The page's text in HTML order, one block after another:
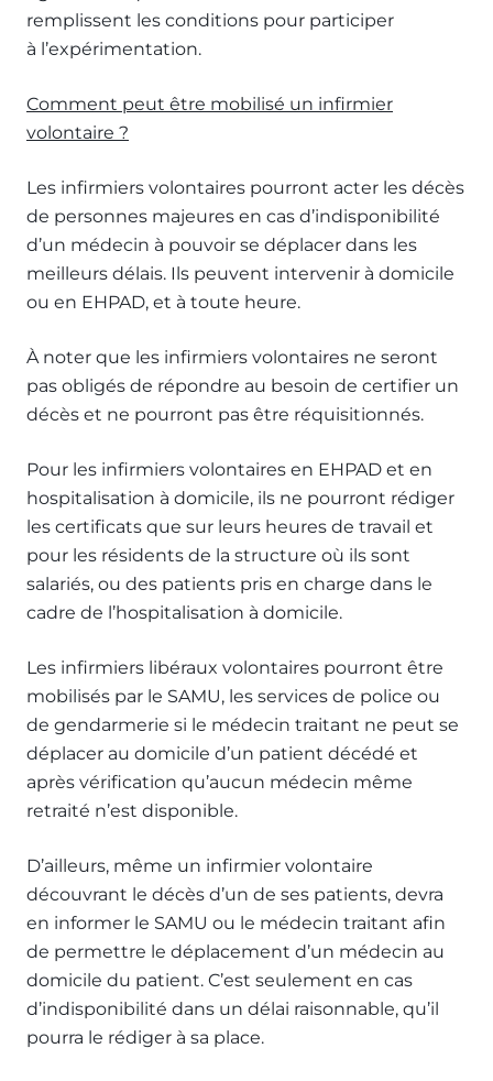
remplissent les conditions pour participer
à l’expérimentation.
Comment peut être mobilisé un infirmier
volontaire ?
Les infirmiers volontaires pourront acter les décès
de personnes majeures en cas d’indisponibilité
d’un médecin à pouvoir se déplacer dans les
meilleurs délais. Ils peuvent intervenir à domicile
ou en EHPAD, et à toute heure.
À noter que les infirmiers volontaires ne seront
pas obligés de répondre au besoin de certifier un
décès et ne pourront pas être réquisitionnés.
Pour les infirmiers volontaires en EHPAD et en
hospitalisation à domicile, ils ne pourront rédiger
les certificats que sur leurs heures de travail et
pour les résidents de la structure où ils sont
salariés, ou des patients pris en charge dans le
cadre de l’hospitalisation à domicile.
Les infirmiers libéraux volontaires pourront être
mobilisés par le SAMU, les services de police ou
de gendarmerie si le médecin traitant ne peut se
déplacer au domicile d’un patient décédé et
après vérification qu’aucun médecin même
retraité n’est disponible.
D’ailleurs, même un infirmier volontaire
découvrant le décès d’un de ses patients, devra
en informer le SAMU ou le médecin traitant afin
de permettre le déplacement d’un médecin au
domicile du patient. C’est seulement en cas
d’indisponibilité dans un délai raisonnable, qu’il
pourra le rédiger à sa place.